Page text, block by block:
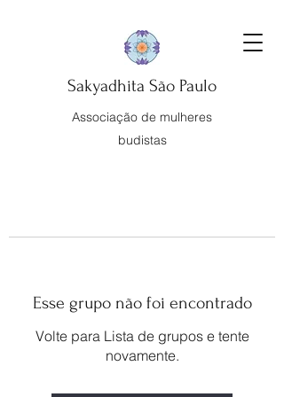
Sakyadhita São Paulo
Associação de mulheres
budistas
Esse grupo não foi encontrado
Volte para Lista de grupos e tente
novamente.